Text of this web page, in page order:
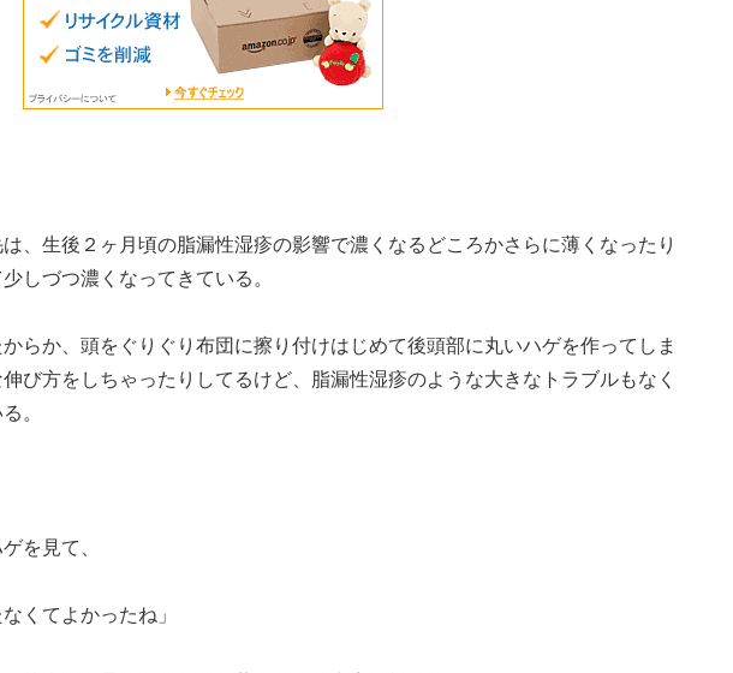
、生後２ヶ月頃の脂漏性湿疹の影響で濃くなるどころかさらに薄くなったり
しづつ濃くなってきている。
らか、頭をぐりぐり布団に擦り付けはじめて後頭部に丸いハゲを作ってしま
び方をしちゃったりしてるけど、脂漏性湿疹のような大きなトラブルもなく
。
を見て、
くてよかったね」